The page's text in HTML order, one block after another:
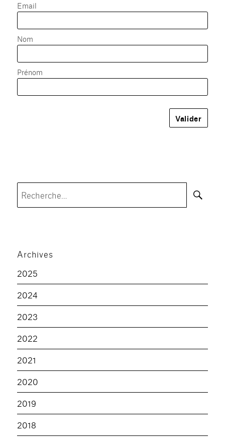
Email
Nom
Prénom
Archives
2025
2024
2023
2022
2021
2020
2019
2018